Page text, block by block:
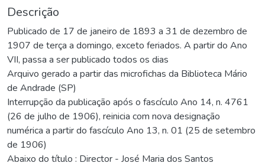
Descrição
Publicado de 17 de janeiro de 1893 a 31 de dezembro de
1907 de terça a domingo, exceto feriados. A partir do Ano
VII, passa a ser publicado todos os dias
Arquivo gerado a partir das microfichas da Biblioteca Mário
de Andrade (SP)
Interrupção da publicação após o fascículo Ano 14, n. 4761
(26 de julho de 1906), reinicia com nova designação
numérica a partir do fascículo Ano 13, n. 01 (25 de setembro
de 1906)
Abaixo do título : Director - José Maria dos Santos